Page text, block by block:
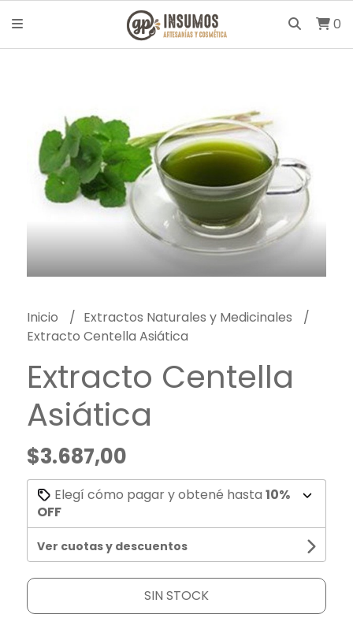
0
Inicio
Extractos Naturales y Medicinales
Extracto Centella Asiática
Extracto Centella
Asiática
$3.687,00
Elegí cómo pagar y obtené hasta 10%
OFF
Ver cuotas y descuentos
SIN STOCK